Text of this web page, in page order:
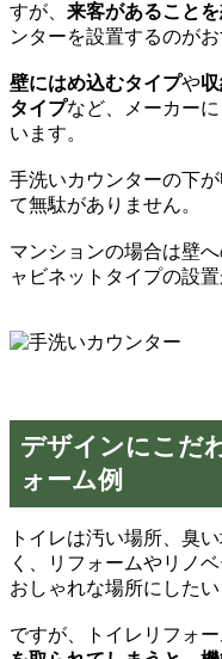
すが、 来客があること
ンターを設置するのがお
壁にはめ込むタイプや
タイプなど、メーカー
います。
手洗いカウンターの下
て無駄がありません。
マンションの場合は壁
ャビネットタイプの設置
デザインにこだ
ォーム例
トイレは汚い場所、臭
く、リフォームやリノ
おしゃれな場所にした
ですが、トイレリフォー